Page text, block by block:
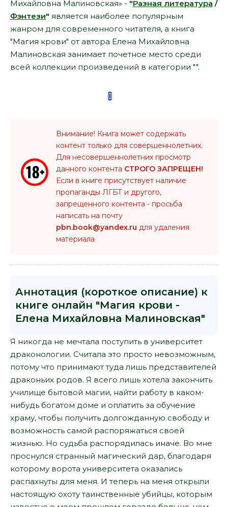
Михайловна Малиновская» - "Разная литература /
Фэнтези" является наиболее популярным
жанром для современного читателя, а книга
"Магия крови" от автора Елена Михайловна
Малиновская занимает почетное место среди
всей коллекции произведений в категории "".
Внимание! Книга может содержать
контент только для совершеннолетних.
Для несовершеннолетних просмотр
данного контента СТРОГО ЗАПРЕЩЕН!
Если в книге присутствует наличие
пропаганды ЛГБТ и другого,
запрещенного контента - просьба
написать на почту
pbn.book@yandex.ru для удаления
материала
Аннотация (короткое описание) к
книге онлайн "Магия крови -
Елена Михайловна Малиновская"
Я никогда не мечтала поступить в университет
драконологии. Считала это просто невозможным,
потому что принимают туда лишь представителей
драконьих родов. Я всего лишь хотела закончить
училище бытовой магии, найти работу в каком-
нибудь богатом доме и оплатить за обучение
храму, чтобы получить долгожданную свободу и
возможность самой распоряжаться своей
жизнью. Но судьба распорядилась иначе. Во мне
проснулся странный магический дар, благодаря
которому ворота университета оказались
распахнуты для меня. И теперь на меня открыли
настоящую охоту таинственные убийцы, которым